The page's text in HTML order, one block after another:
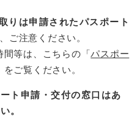
りは申請されたパスポート
ご注意ください。
間等は、こちらの「パスポー
ご覧ください。
ト申請・交付の窓口はあ
。